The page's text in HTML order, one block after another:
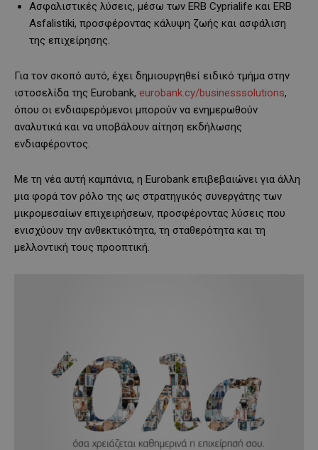
Ασφαλιστικές λύσεις, μέσω των ERB Cyprialife και ERB
Asfalistiki, προσφέροντας κάλυψη ζωής και ασφάλιση
της επιχείρησης.
Για τον σκοπό αυτό, έχει δημιουργηθεί ειδικό τμήμα στην
ιστοσελίδα της Eurobank, eurobank.cy/businesssolutions,
όπου οι ενδιαφερόμενοι μπορούν να ενημερωθούν
αναλυτικά και να υποβάλουν αίτηση εκδήλωσης
ενδιαφέροντος.
Με τη νέα αυτή καμπάνια, η Eurobank επιβεβαιώνει για άλλη
μια φορά τον ρόλο της ως στρατηγικός συνεργάτης των
μικρομεσαίων επιχειρήσεων, προσφέροντας λύσεις που
ενισχύουν την ανθεκτικότητα, τη σταθερότητα και τη
μελλοντική τους προοπτική.